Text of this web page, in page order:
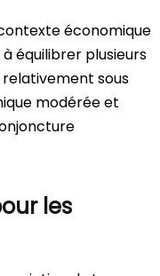
économique
équilibrer plusieurs
relativement sous
modérée et
les